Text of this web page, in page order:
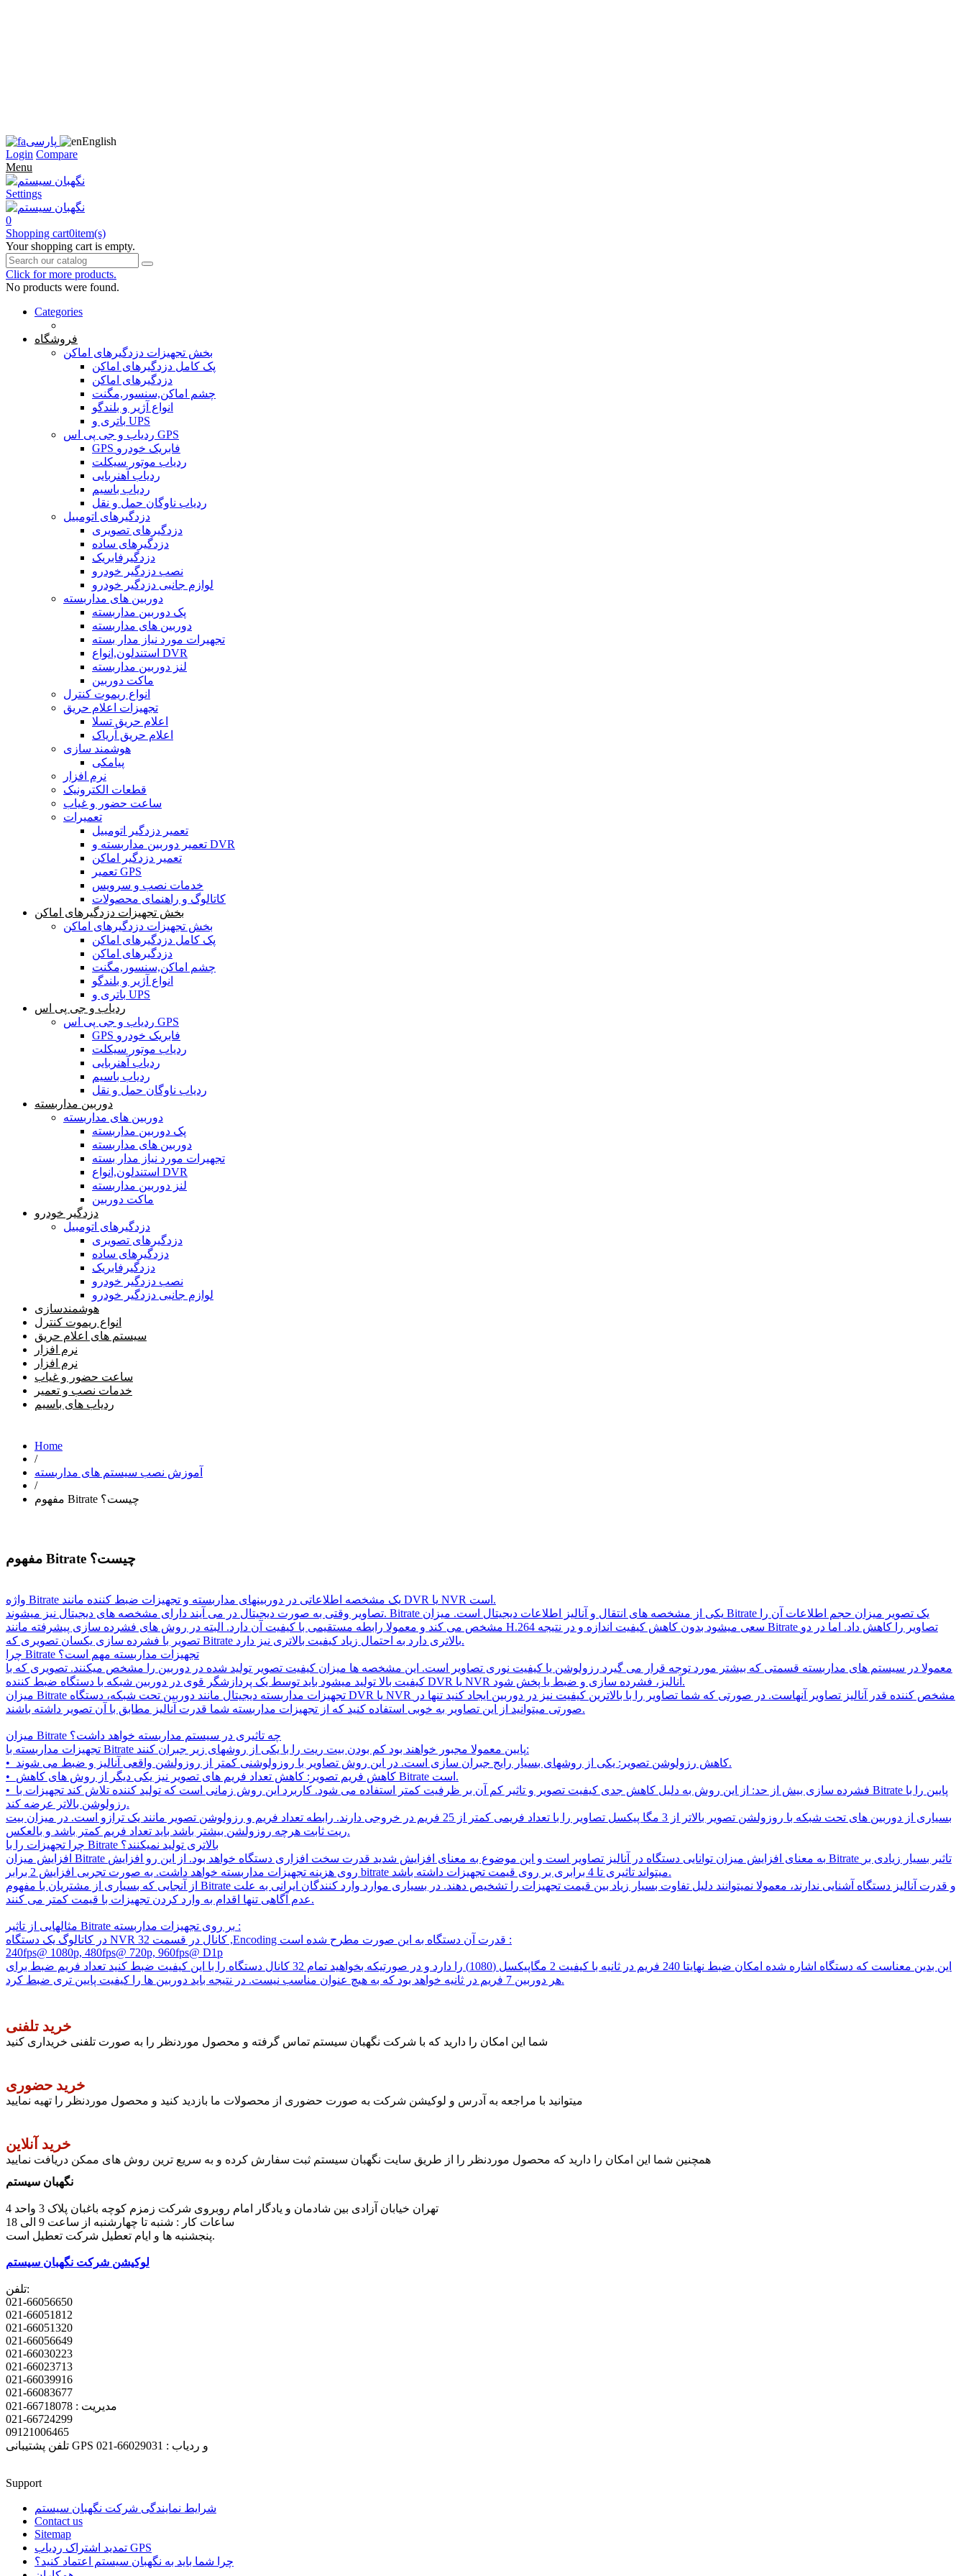
پارسی
English
Login Compare
Menu
Settings
0
Shopping cart0item(s)
Your shopping cart is empty.
Click for more products.
No products were found.
Categories
فروشگاه
بخش تجهیزات دزدگیرهای اماکن
پک کامل دزدگیرهای اماکن
دزدگیرهای اماکن
چشم اماکن,سنسور,مگنت
انواع آژیر و بلندگو
باتری و UPS
ردیاب و جی پی اس GPS
GPS فابریک خودرو
ردیاب موتور سیکلت
ردیاب آهنربایی
ردیاب باسیم
ردیاب ناوگان حمل و نقل
دزدگیرهای اتومبیل
دزدگیرهای تصویری
دزدگیرهای ساده
دزدگیرفابریک
نصب دزدگیر خودرو
لوازم جانبی دزدگیر خودرو
دوربین های مداربسته
پک دوربین مداربسته
دوربین های مداربسته
تجهیرات مورد نیاز مدار بسته
استندلون,انواع DVR
لنز دوربین مداربسته
ماکت دوربین
انواع ریموت کنترل
تجهیزات اعلام حریق
اعلام حریق تسلا
اعلام حریق آریاک
هوشمند سازی
پیامکی
نرم افزار
قطعات الکترونیک
ساعت حضور و غیاب
تعمیرات
تعمیر دزدگیر اتومبیل
تعمیر دوربین مداربسته و DVR
تعمیر دزدگیر اماکن
تعمیر GPS
خدمات نصب و سرویس
کاتالوگ و راهنمای محصولات
بخش تجهیزات دزدگیرهای اماکن
بخش تجهیزات دزدگیرهای اماکن
پک کامل دزدگیرهای اماکن
دزدگیرهای اماکن
چشم اماکن,سنسور,مگنت
انواع آژیر و بلندگو
باتری و UPS
ردیاب و جی پی اس
ردیاب و جی پی اس GPS
GPS فابریک خودرو
ردیاب موتور سیکلت
ردیاب آهنربایی
ردیاب باسیم
ردیاب ناوگان حمل و نقل
دوربین مداربسته
دوربین های مداربسته
پک دوربین مداربسته
دوربین های مداربسته
تجهیرات مورد نیاز مدار بسته
استندلون,انواع DVR
لنز دوربین مداربسته
ماکت دوربین
دزدگیر خودرو
دزدگیرهای اتومبیل
دزدگیرهای تصویری
دزدگیرهای ساده
دزدگیرفابریک
نصب دزدگیر خودرو
لوازم جانبی دزدگیر خودرو
هوشمندسازی
انواع ریموت کنترل
سیستم های اعلام حریق
نرم افزار
نرم افزار
ساعت حضور و غیاب
خدمات نصب و تعمیر
ردیاب های باسیم
Home
/
آموزش نصب سیستم های مداربسته
/
مفهوم Bitrate چیست؟
مفهوم Bitrate چیست؟
واژه Bitrate یک مشخصه اطلاعاتی در دوربینهای مداربسته و تجهیزات ضبط کننده مانند DVR یا NVR است.
تصاویر وقتی به صورت دیجیتال در می آیند دارای مشخصه های دیجیتال نیز میشوند. Bitrate یکی از مشخصه های انتقال و آنالیز اطلاعات دیجیتال است. میزان Bitrate یک تصویر میزان حجم اطلاعات آن را
مشخص می کند و معمولا رابطه مستقیمی با کیفیت آن دارد. البته در روش های فشرده سازی پیشرفته مانند H.264 سعی میشود بدون کاهش کیفیت اندازه و در نتیجه Bitrate تصاویر را کاهش داد. اما در دو
تصویر با فشرده سازی یکسان تصویری که Bitrate بالاتری دارد به احتمال زیاد کیفیت بالاتری نیز دارد.
چرا Bitrate تجهیزات مداربسته مهم است؟
معمولا در سیستم های مداربسته قسمتی که بیشتر مورد توجه قرار می گیرد رزولوشن یا کیفیت نوری تصاویر است. این مشخصه ها میزان کیفیت تصویر تولید شده در دوربین را مشخص میکنند. تصویری که با
کیفیت بالا تولید میشود باید توسط یک پردازشگر قوی در دوربین شبکه با دستگاه ضبط کننده DVR یا NVR آنالیز، فشرده سازی و ضبط یا پخش شود.
میزان Bitrate تجهیزات مداربسته دیجیتال مانند دوربین تحت شبکه، دستگاه DVR یا NVR مشخص کننده قدر آنالیز تصاویر آنهاست. در صورتی که شما تصاویر را با بالاترین کیفیت نیز در دوربین ایجاد کنید تنها در
صورتی میتوانید از این تصاویر به خوبی استفاده کنید که از تجهیزات مداربسته شما قدرت آنالیز مطابق با آن تصویر داشته باشند.
میزان Bitrate چه تاثیری در سیستم مداربسته خواهد داشت؟
تجهیزات مداربسته با Bitrate پایین معمولا مجبور خواهند بود کم بودن بیت ریت را با یکی از روشهای زیر جبران کنند:
• کاهش رزولوشن تصویر: یکی از روشهای بسیار رایج جبران سازی است. در این روش تصاویر با روزولوشنی کمتر از روزولشن واقعی آنالیز و ضبط می شوند.
• کاهش فریم تصویر: کاهش تعداد فریم های تصویر نیز یکی دیگر از روش های کاهش Bitrate است.
• فشرده سازی بیش از حد: از این روش به دلیل کاهش جدی کیفیت تصویر و تاثیر کم آن بر ظرفیت کمتر استفاده می شود. کاربرد این روش زمانی است که تولید کننده تلاش کند تجهیزات با Bitrate پایین را با
رزولوشن بالاتر عرضه کند.
بسیاری از دوربین های تحت شبکه با روزولشن تصویر بالاتر از 3 مگا پیکسل تصاویر را با تعداد فریمی کمتر از 25 فریم در خروجی دارند. رابطه تعداد فریم و رزولوشن تصویر مانند یک ترازو است. در میزان بیت
ریت ثابت هرچه روزولشن بیشتر باشد باید تعداد فریم کمتر باشد و بالعکس.
چرا تجهیزات را با Bitrate بالاتری تولید نمیکنند؟
افزایش میزان Bitrate به معنای افزایش میزان توانایی دستگاه در آنالیز تصاویر است و این موضوع به معنای افزایش شدید قدرت سخت افزاری دستگاه خواهد بود. از این رو افزایش Bitrate تاثیر بسیار زیادی بر
روی هزینه تجهیزات مداربسته خواهد داشت. به صورت تجربی افزایش 2 برابر bitrate میتواند تاثیری تا 4 برابری بر روی قیمت تجهیزات داشته باشد.
از آنجایی که بسیاری از مشتریان با مفهوم Bitrate و قدرت آنالیز دستگاه آشنایی ندارند، معمولا نمیتوانند دلیل تفاوت بسیار زیاد بین قیمت تجهیزات را تشخیص دهند. در بسیاری موارد وارد کنندگان ایرانی به علت
عدم آگاهی تنها اقدام به وارد کردن تجهیزات با قیمت کمتر می کنند.
مثالهایی از تاثیر Bitrate بر روی تجهیزات مداربسته :
در کاتالوگ یک دستگاه NVR 32 کانال در قسمت ,Encoding قدرت آن دستگاه به این صورت مطرح شده است :
240fps@ 1080p, 480fps@ 720p, 960fps@ D1p
این بدین معناست که دستگاه اشاره شده امکان ضبط نهایتا 240 فریم در ثانیه با کیفیت 2 مگاپیکسل (1080) را دارد و در صورتیکه بخواهید تمام 32 کانال دستگاه را با این کیفیت ضبط کنید تعداد فریم ضبط برای
هر دوربین 7 فریم در ثانیه خواهد بود که به هیچ عنوان مناسب نیست. در نتیجه باید دوربین ها را کیفیت پایین تری ضبط کرد.
خرید تلفنی
شما این امکان را دارید که با شرکت نگهبان سیستم تماس گرفته و محصول موردنظر را به صورت تلفنی خریداری کنید
خرید حضوری
میتوانید با مراجعه به آدرس و لوکیشن شرکت به صورت حضوری از محصولات ما بازدید کنید و محصول موردنظر را تهیه نمایید
خرید آنلاین
همچنین شما این امکان را دارید که محصول موردنظر را از طریق سایت نگهبان سیستم ثبت سفارش کرده و به سریع ترین روش های ممکن دریافت نمایید
نگهبان سیستم
تهران خیابان آزادی بین شادمان و یادگار امام روبروی شرکت زمزم کوچه باغبان پلاک 3 واحد 4
پنجشنبه ها و ایام تعطیل شرکت تعطیل است.
لوکیشن شرکت نگهبان سیستم
تلفن:
021-66056650
021-66051812
021-66051320
021-66056649
021-66030223
021-66023713
021-66039916
021-66083677
مدیریت : 66718078-021
021-66724299
09121006465
تلفن پشتیبانی GPS و ردیاب : 66029031-021
Support
شرایط نمایندگی شرکت نگهبان سیستم
Contact us
Sitemap
تمدید اشتراک ردیاب GPS
چرا شما باید به نگهبان سیستم اعتماد کنید؟